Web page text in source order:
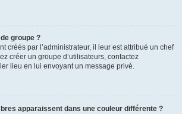
groupe ?
créés par l’administrateur, il leur est attribué un chef
créer un groupe d’utilisateurs, contactez
lieu en lui envoyant un message privé.
apparaissent dans une couleur différente ?